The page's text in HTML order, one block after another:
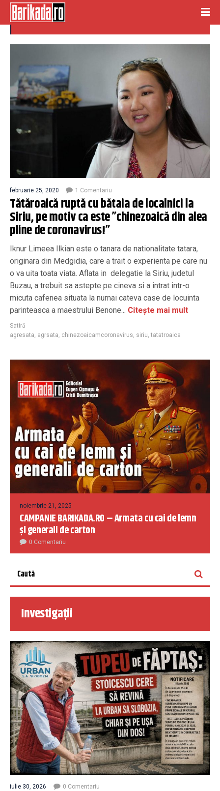
tatatroaica
februarie 25, 2020 1 Comentariu
Tătăroaică ruptă cu bătaia de localnici la
Siriu, pe motiv ca este ”chinezoaică din alea
pline de coronavirus!”
Iknur Limeea Ilkian este o tanara de nationalitate tatara,
originara din Medgidia, care a trait o experienta pe care nu
o va uita toata viata. Aflata in delegatie la Siriu, judetul
Buzau, a trebuit sa astepte pe cineva si a intrat intr-o
micuta cafenea situata la numai cateva case de locuinta
parinteasca a maestrului Benone... Citește mai mult
Satiră
agresata, agrsata, chinezoaicamcoronavirus, siriu,tatatroaica
noiembrie 21, 2025
CAMPANIE BARIKADA.RO – Armata cu cai de lemn
și generali de carton
0 Comentariu
Investigații
iulie 30, 2026 0 Comentariu